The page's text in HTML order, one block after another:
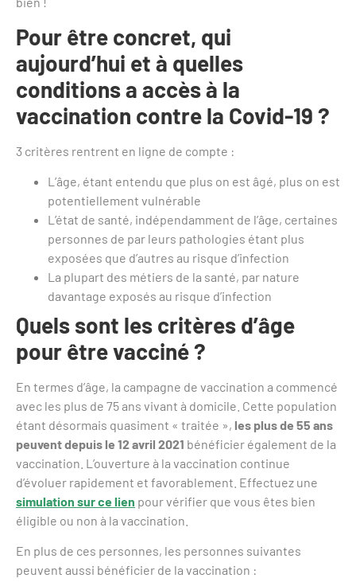
Pour être concret, qui
aujourd’hui et à quelles
conditions a accès à la
vaccination contre la Covid-19 ?
3 critères rentrent en ligne de compte :
L’âge, étant entendu que plus on est âgé, plus on est
potentiellement vulnérable
L’état de santé, indépendamment de l’âge, certaines
personnes de par leurs pathologies étant plus
exposées que d’autres au risque d’infection
La plupart des métiers de la santé, par nature
davantage exposés au risque d’infection
Quels sont les critères d’âge
pour être vacciné ?
En termes d’âge, la campagne de vaccination a commencé
avec les plus de 75 ans vivant à domicile. Cette population
étant désormais quasiment « traitée », les plus de 55 ans
peuvent depuis le 12 avril 2021 bénéficier également de la
vaccination. L’ouverture à la vaccination continue
d’évoluer rapidement et favorablement. Effectuez une
simulation sur ce lien pour vérifier que vous êtes bien
éligible ou non à la vaccination.
En plus de ces personnes, les personnes suivantes
peuvent aussi bénéficier de la vaccination :